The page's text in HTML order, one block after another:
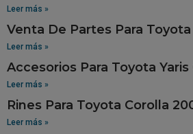
Leer más »
Venta De Partes Para
Leer más »
Accesorios Para Toyota
Leer más »
Rines Para Toyota Corolla
Leer más »